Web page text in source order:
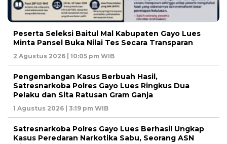
Peserta Seleksi Baitul Mal Kabupaten Gayo Lues
Minta Pansel Buka Nilai Tes Secara Transparan
2 Agustus 2026 | 10:05 pm WIB
Pengembangan Kasus Berbuah Hasil,
Satresnarkoba Polres Gayo Lues Ringkus Dua
Pelaku dan Sita Ratusan Gram Ganja
1 Agustus 2026 | 3:19 pm WIB
Satresnarkoba Polres Gayo Lues Berhasil Ungkap
Kasus Peredaran Narkotika Sabu, Seorang ASN